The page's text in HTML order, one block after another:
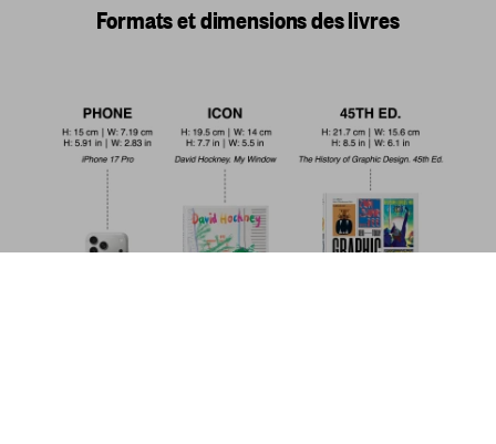
Formats et dimensions des livres